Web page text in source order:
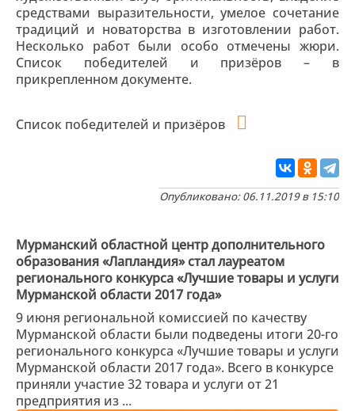
средствами выразительности, умелое сочетание
традиций и новаторства в изготовлении работ.
Несколько работ были особо отмечены жюри.
Список победителей и призёров – в
прикрепленном документе.
Список победителей и призёров
Опубликовано: 06.11.2019 в 15:10
Мурманский областной центр дополнительного
образования «Лапландия» стал лауреатом
регионального конкурса «Лучшие товары и услуги
Мурманской области 2017 года»
9 июня региональной комиссией по качеству
Мурманской области были подведены итоги 20-го
регионального конкурса «Лучшие товары и услуги
Мурманской области 2017 года». Всего в конкурсе
приняли участие 32 товара и услуги от 21
предприятия из ...